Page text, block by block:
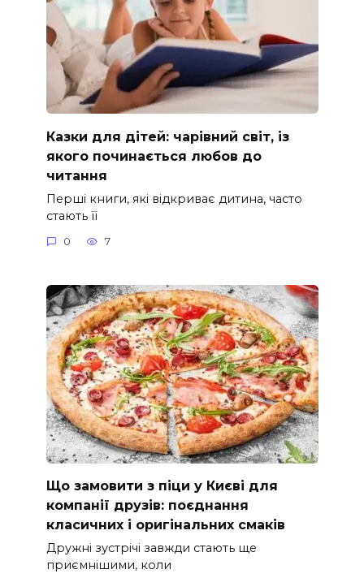
Казки для дітей: чарівний світ, із
якого починається любов до
читання
Перші книги, які відкриває дитина, часто
стають її
0 7
Що замовити з піци у Києві для
компанії друзів: поєднання
класичних і оригінальних смаків
Дружні зустрічі завжди стають ще
приємнішими, коли